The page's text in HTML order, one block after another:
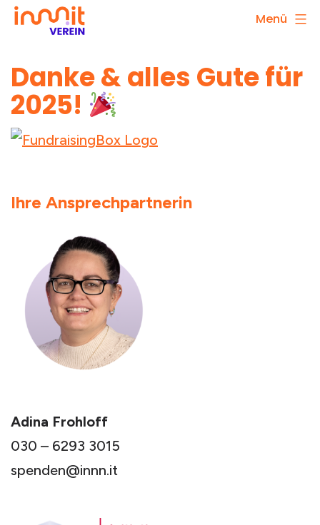
Zum
innn.it
Menü
Danke & alles Gute für
2025!
Ihre Ansprechpartnerin
Adina Frohloff
030 – 6293 3015
spenden@innn.it